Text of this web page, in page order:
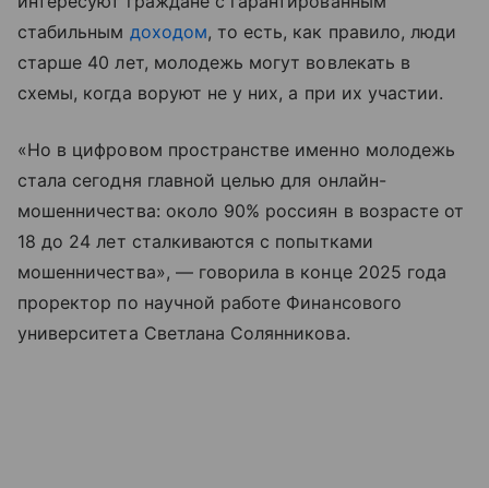
стабильным доходом, то есть, как правило, люди
старше 40 лет, молодежь могут вовлекать в
схемы, когда воруют не у них, а при их участии.
«Но в цифровом пространстве именно молодежь
стала сегодня главной целью для онлайн-
мошенничества: около 90% россиян в возрасте от
18 до 24 лет сталкиваются с попытками
мошенничества», — говорила в конце 2025 года
проректор по научной работе Финансового
университета Светлана Солянникова.